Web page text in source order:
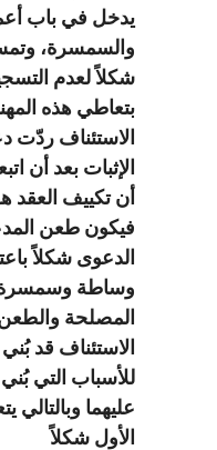
يدخل في باب
والسمسرة،
شكلاً لعدم
بتعاطي هذه
الاستئناف ردّت
الإثبات بعد أن
أن تكييف العقد
فيكون طعن
الدعوى شكلاً
وساطة وسمسرة
المصلحة
الاستئناف قد
للأسباب التي
عليهما وبالتالي
الأول شكلاً